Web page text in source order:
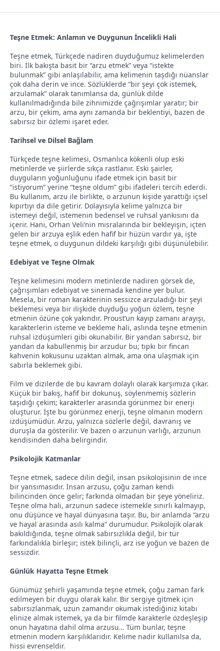
t
n
r
h
i
Teşne Etmek: Anlamın ve Duygunun İncelikli Hali
Teşne etmek, Türkçede nadiren duyduğumuz kelimelerden
biri. İlk bakışta basit bir “arzu etmek” veya “istekte
bulunmak” gibi anlaşılabilir, ama kelimenin taşdığı nüanslar
çok daha derin ve ince. Sözlüklerde “bir şeyi çok istemek,
arzulamak” olarak tanımlansa da, günlük dilde
kullanılmadığında bile zihnimizde çağrışımlar yaratır; bir
arzu, bir çekim, ama aynı zamanda bir beklentiyi, bazen de
sabırsız bir özlemi işaret eder.
Tarihsel ve Dilsel Bağlam
Türkçede teşne kelimesi, Osmanlıca kökenli olup eski
metinlerde ve şiirlerde sıkça rastlanır. Eski şairler,
duyguların yoğunluğunu ifade etmek için basit bir
“istiyorum” yerine “teşne oldum” gibi ifadeleri tercih ederdi.
Bu kullanım, arzu ile birlikte, o arzunun kişide yarattığı içsel
kıpırtıyı da dile getirir. Dolayısıyla kelime yalnızca bir
istemeyi değil, istemenin bedensel ve ruhsal yankısını da
içerir. Hani, Orhan Veli’nin mısralarında bir bekleyişin, içten
gelen bir arzuya eşlik eden hafif bir hüzün vardır ya, işte
teşne etmek, o duygunun dildeki karşılığı gibi düşünülebilir.
Edebiyat ve Teşne Olmak
Teşne kelimesini modern metinlerde nadiren görsek de,
çağrışımları edebiyat ve sinemada kendine yer bulur.
Mesela, bir roman karakterinin sessizce arzuladığı bir şeyi
beklemesi veya bir ilişkide duyduğu yoğun özlem, teşne
etmenin özüne çok yakındır. Proust’un kayıp zamanı arayışı,
karakterlerin isteme ve bekleme hali, aslında teşne etmenin
ruhsal izdüşümleri gibi okunabilir. Bir yandan sabırsız, bir
yandan da kabullenmiş bir arzudur bu; tıpkı bir fincan
kahvenin kokusunu uzaktan almak, ama ona ulaşmak için
sabırla beklemek gibi.
Film ve dizilerde de bu kavram dolaylı olarak karşımıza çıkar.
Küçük bir bakış, hafif bir dokunuş, söylenmemiş sözlerin
taşıdığı çekim; karakterler arasında görünmez bir enerji
oluşturur. İşte bu görünmez enerji, teşne olmanın modern
izdüşümüdür. Arzu, yalnızca sözlerle değil, davranış ve
duruşla da gösterilir. Ve bazen o arzunun varlığı, arzunun
kendisinden daha belirgindir.
Psikolojik Katmanlar
Teşne etmek, sadece dilin değil, insan psikolojisinin de ince
bir yansımasıdır. İnsan arzusu, çoğu zaman kendi
bilincinden önce gelir; farkında olmadan bir şeye yöneliriz.
Teşne olma hali, arzunun sadece istemekle sınırlı kalmayıp,
onu düşünce ve hayal dünyasına taşır. Bu, bir anlamda “arzu
ve hayal arasında asılı kalma” durumudur. Psikolojik olarak
bakıldığında, teşne olmak sabırsızlıkla değil, bir tür
farkındalıkla birleşir; istek bilinçli, arz ise yoğun ve bazen de
sessizdir.
Günlük Hayatta Teşne Etmek
Günümüz şehirli yaşamında teşne etmek, çoğu zaman fark
edilmeyen bir duygu olarak kalır. Bir sergiye gitmek için
sabırsızlanmak, uzun zamandır okumak istediğiniz kitabı
elinize almak istemek, ya da bir filmde karakterle özdeşleşip
onun hayatına dahil olma arzusu… Tüm bunlar, teşne
etmenin modern karşılıklarıdır. Kelime nadir kullanılsa da,
hissi evrenseldir.